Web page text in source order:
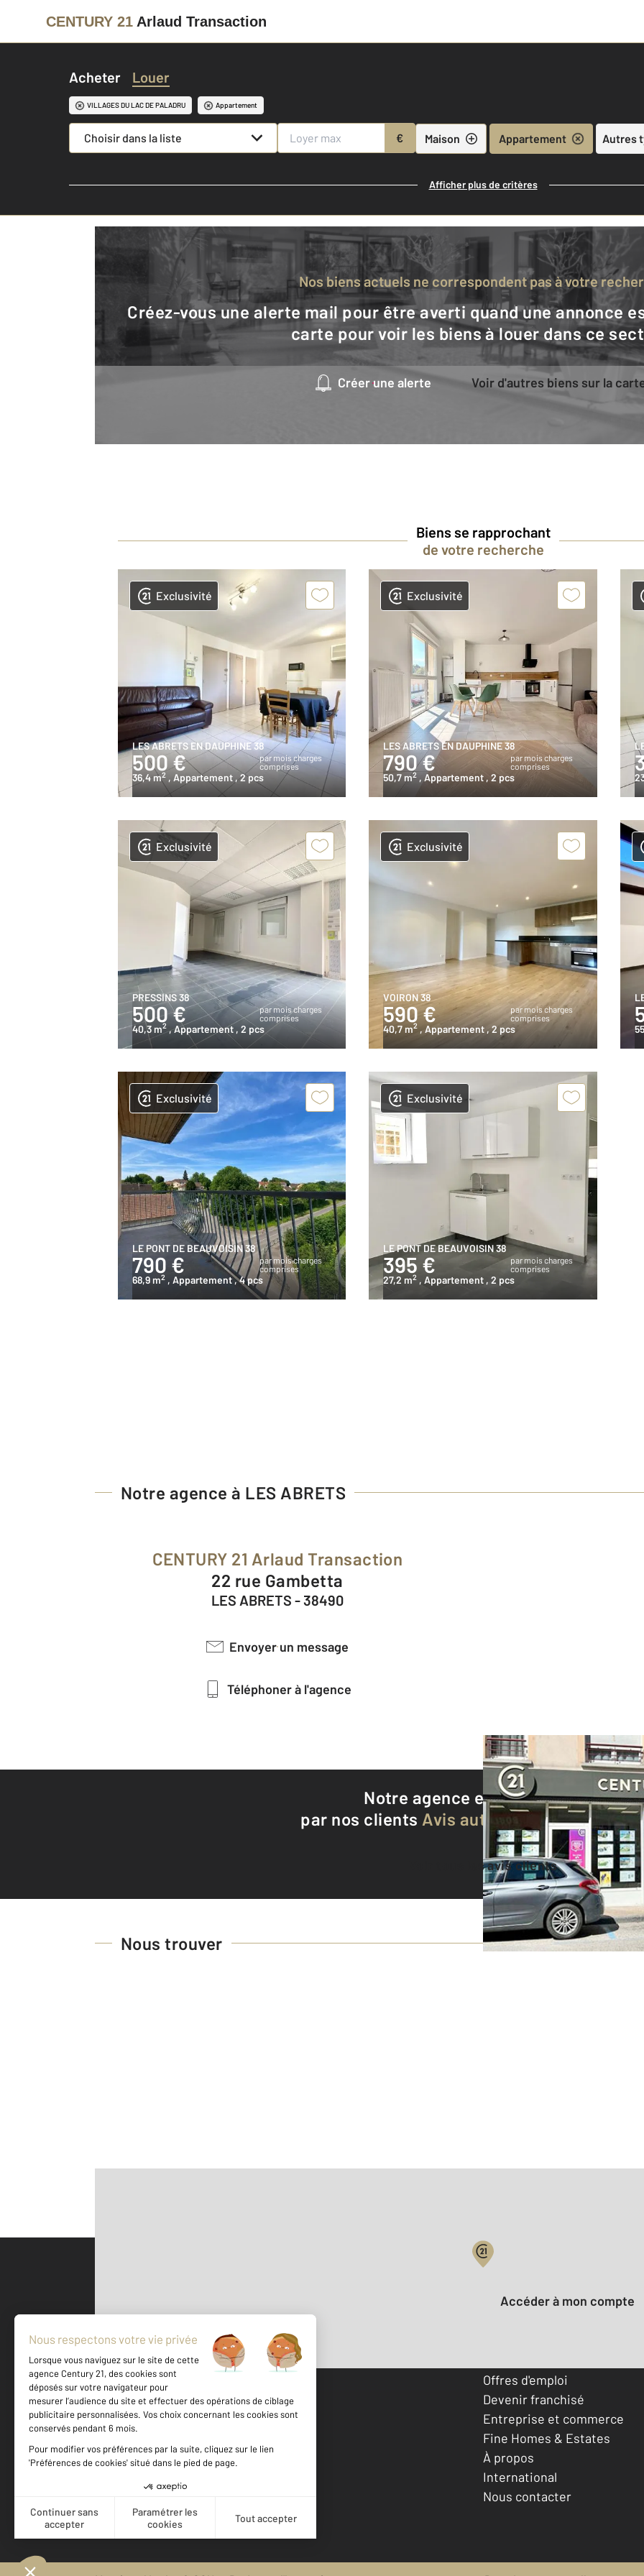
CENTURY 21 Arlaud Transaction
Acheter Louer
VILLAGES DU LAC DE PALADRU Appartement
Choisir dans la liste € Maison Appartement Autres
Afficher plus de critères
Nos biens actuels ne correspondent pas à votre
Créez-vous une alerte mail pour être averti quand une annonce est en ligne et consultez la
carte pour voir les biens à louer dans ce
Créer une alerte Voir d'autres biens sur la
Biens se rapprochant
de votre recherche
Exclusivité
LES ABRETS EN DAUPHINE 38
500 €
par mois charges
comprises
36,4 m2 , Appartement , 2 pcs
Exclusivité
LES ABRETS EN DAUPHINE 38
790 €
par mois charges
comprises
50,7 m2 , Appartement, 2 pcs
Exclusivité
PRESSINS 38
500 €
par mois charges
comprises
40,3 m2 , Appartement , 2 pcs
Exclusivité
VOIRON 38
590 €
par mois charges
comprises
40,7 m2 , Appartement , 2 pcs
Exclusivité
LE PONT DE BEAUVOISIN 38
790 €
par mois charges
comprises
68,9 m2 , Appartement, 4 pcs
Exclusivité
LE PONT DE BEAUVOISIN 38
395 €
par mois charges
comprises
27,2 m2 , Appartement , 2 pcs
Notre agence à LES ABRETS
CENTURY 21 Arlaud Transaction
22 rue Gambetta
LES ABRETS - 38490
Envoyer un message
Téléphoner à l'agence
Notre agence est notée9,2/10
par nos clients Avis authentifiés par
Voir tous les avis clients
Nous trouver
500 m ©Mappy
Votre compte :
Accéder à mon compte
Votre agence est notée
Achat
Location
Offres d'emploi
Devenir franchisé
Entreprise et commerce
Fine Homes & Estates
À propos
International
Nous contacter